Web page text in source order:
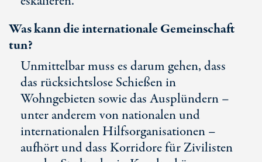
Was kann die internationale Gemeinschaft
tun?
Unmittelbar muss es darum gehen, dass
das rücksichtslose Schießen in
Wohngebieten sowie das Ausplündern –
unter anderem von nationalen und
internationalen Hilfsorganisationen –
aufhört und dass Korridore für Zivilisten